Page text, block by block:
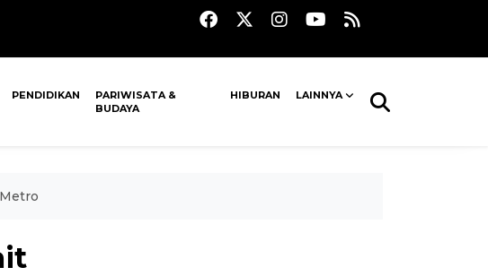
PENDIDIKAN
PARIWISATA &
BUDAYA
HIBURAN LAINNYA